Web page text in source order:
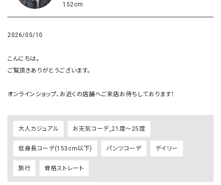
152cm
2026/05/10
こんにちは。
ご覧頂きありがとうございます。
オンラインショップ、お近くの店舗へご来店お待ちしております！
大人カジュアル お天気コーデ_21度～25度
低身長コーデ(153cm以下) パンツコーデ デイリー
旅行 骨格ストレート